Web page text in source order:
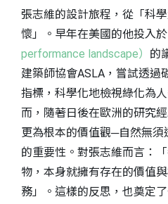
張志維的設計旅程，從「科
懷」。早年在美國的他投入於
performance landscape） 的
建築師協會ASLA，嘗試透過
指標，科學化地檢視綠化為
而，隨著日後在歐洲的研究
更為根本的價值觀─自然無
的重要性。對張志維而言：
物，本身就擁有存在的價值
務」。這樣的反思，也奠定